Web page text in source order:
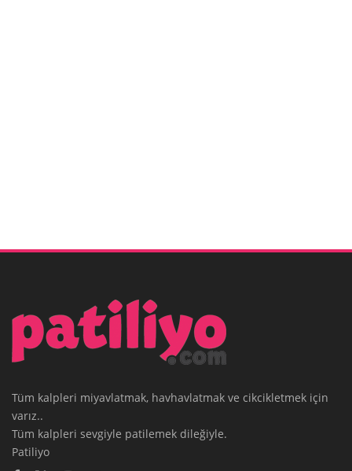
Tüm kalpleri miyavlatmak, havhavlatmak ve cikcikletmek için
varız..
Tüm kalpleri sevgiyle patilemek dileğiyle.
Patiliyo